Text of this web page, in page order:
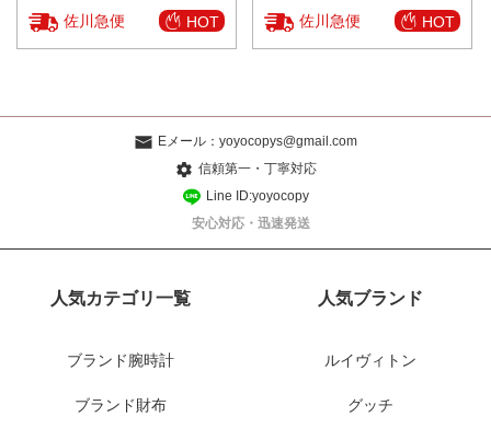
佐川急便 HOT 佐川急便 HOT
Eメール： yoyocopys@gmail.com
信頼第一・丁寧対応
Line ID:yoyocopy
安心対応・迅速発送
人気カテゴリ一覧
ブランド腕時計
ブランド財布
人気ブランド
ルイヴィトン
グッチ